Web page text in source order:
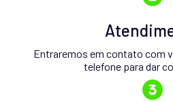
Entraremos em contato com
telefone para dar